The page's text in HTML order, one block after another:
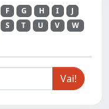
F G H I
J
S T U V
W